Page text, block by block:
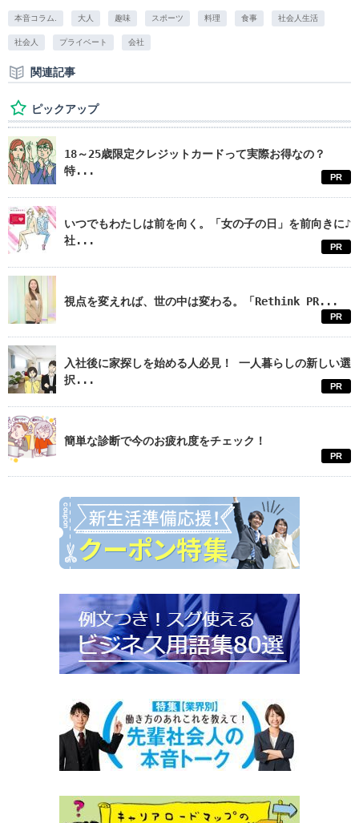
本音コラム. 大人 趣味 スポーツ 料理 食事 社会人生活
社会人 プライベート 会社
関連記事
ピックアップ
18～25歳限定クレジットカードって実際お得なの？
特...
PR
いつでもわたしは前を向く。「女の子の日」を前向きに♪
社...
PR
視点を変えれば、世の中は変わる。「Rethink PR...
PR
入社後に家探しを始める人必見！ 一人暮らしの新しい選
択...
PR
簡単な診断で今のお疲れ度をチェック！
PR